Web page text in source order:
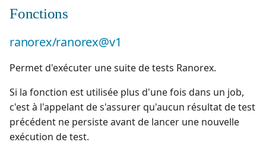
l
a
c
h
Configurer
l'automatisation des
tests
Configurer Xsquash4Jira
Xsquash dans Jira
Configurer
Xsquash4GitLab
Importer/Exporter des
exigences
Synchroniser des exigences
depuis un outil tiers
Tableau de bord des
exigences
Rechercher des exigences
Importer/Exporter des
cas de test
Suivre les exécutions d'un
Tableau de bord des cas de
test
SoapUI
UFT💎
Squash TM 2.X
Data Center)
LDAP
Fonctions
ranorex/ranorex@v1
Permet d'exécuter une suite de tests Ranorex.
Si la fonction est utilisée plus d'une fois dans un job,
c'est à l'appelant de s'assurer qu'aucun résultat de test
précédent ne persiste avant de lancer une nouvelle
exécution de test.